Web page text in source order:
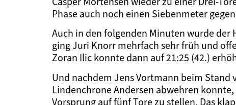
Phase auch noch einen Siebenmeter
Auch in den folgenden Minuten wurde der
ging Juri Knorr mehrfach sehr früh und
Zoran Ilic konnte dann auf 21:25 (42.)
Und nachdem Jens Vortmann beim Stand
Lindenchrone Andersen abwehren
Vorsprung auf fünf Tore zu stellen. Das